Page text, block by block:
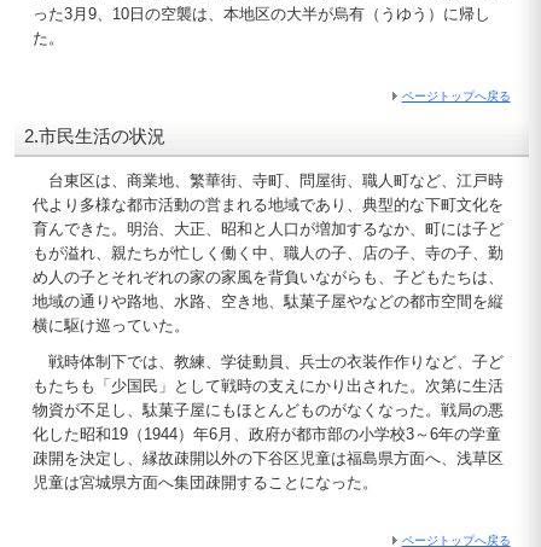
った3月9、10日の空襲は、本地区の大半が烏有（うゆう）に帰し
た。
ページトップへ戻る
2.市民生活の状況
台東区は、商業地、繁華街、寺町、問屋街、職人町など、江戸時
代より多様な都市活動の営まれる地域であり、典型的な下町文化を
育んできた。明治、大正、昭和と人口が増加するなか、町には子ど
もが溢れ、親たちが忙しく働く中、職人の子、店の子、寺の子、勤
め人の子とそれぞれの家の家風を背負いながらも、子どもたちは、
地域の通りや路地、水路、空き地、駄菓子屋やなどの都市空間を縦
横に駆け巡っていた。
戦時体制下では、教練、学徒動員、兵士の衣装作作りなど、子ど
もたちも「少国民」として戦時の支えにかり出された。次第に生活
物資が不足し、駄菓子屋にもほとんどものがなくなった。戦局の悪
化した昭和19（1944）年6月、政府が都市部の小学校3～6年の学童
疎開を決定し、縁故疎開以外の下谷区児童は福島県方面へ、浅草区
児童は宮城県方面へ集団疎開することになった。
ページトップへ戻る